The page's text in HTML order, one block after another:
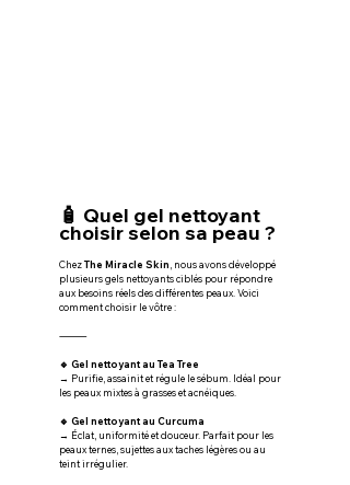
🧴 Quel gel nettoyant
choisir selon sa peau ?
Chez The Miracle Skin , nous avons développé
plusieurs gels nettoyants ciblés pour répondre
aux besoins réels des différentes peaux. Voici
comment choisir le vôtre :
⸻
🔹 Gel nettoyant au Tea Tree
→ Purifie, assainit et régule le sébum. Idéal pour
les peaux mixtes à grasses et acnéiques.
🔹 Gel nettoyant au Curcuma
→ Éclat, uniformité et douceur. Parfait pour les
peaux ternes, sujettes aux taches légères ou au
teint irrégulier.